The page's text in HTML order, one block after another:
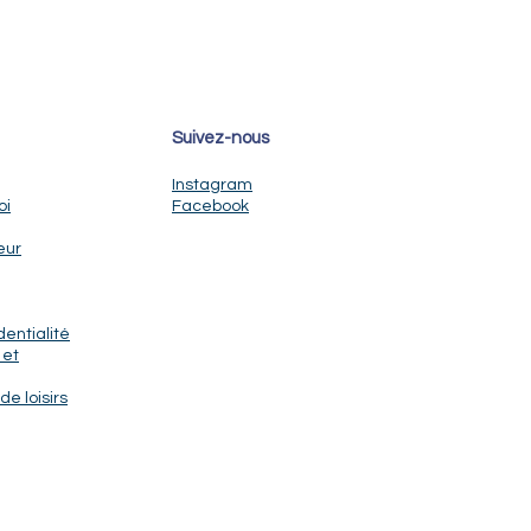
et
loisirs
Suivez-nous
Instagram
Facebook